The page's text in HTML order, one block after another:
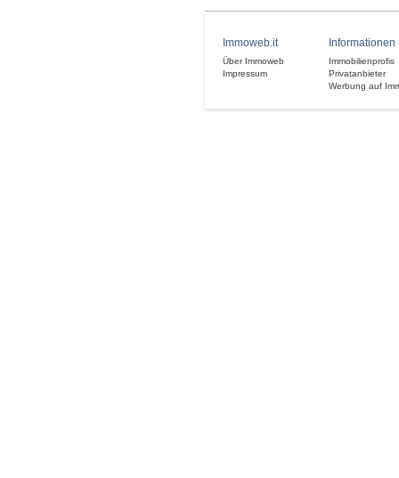
Immoweb.it
Über Immoweb
Impressum
Informationen
Immobilienprofis
Privatanbieter
Werbung auf